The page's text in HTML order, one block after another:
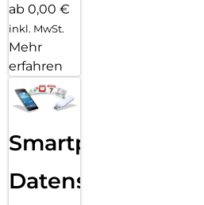
ab 0,00 €
inkl. MwSt.
Mehr
erfahren
Smartphone
Datensicherung